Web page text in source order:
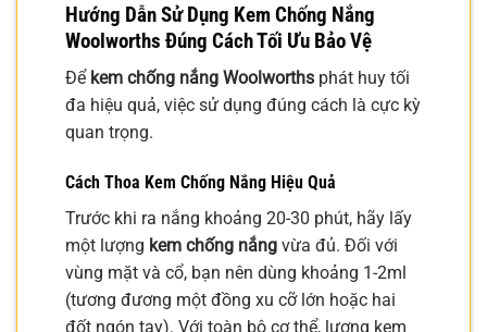
Hướng Dẫn Sử Dụng Kem Chống Nắng
Woolworths Đúng Cách Tối Ưu Bảo Vệ
Để kem chống nắng Woolworths phát huy tối
đa hiệu quả, việc sử dụng đúng cách là cực kỳ
quan trọng.
Cách Thoa Kem Chống Nắng Hiệu Quả
Trước khi ra nắng khoảng 20-30 phút, hãy lấy
một lượng kem chống nắng vừa đủ. Đối với
vùng mặt và cổ, bạn nên dùng khoảng 1-2ml
(tương đương một đồng xu cỡ lớn hoặc hai
đốt ngón tay). Với toàn bộ cơ thể, lượng kem